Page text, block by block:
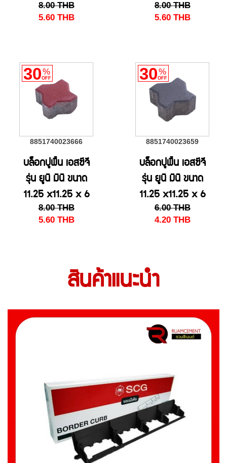
ซม. สีเหลือง
8.00 THB
5.60 THB
ซม. สีส้ม
8.00 THB
5.60 THB
30%
OFF
8851740023666
บล็อกปูพื้น เอสซีจี
รุ่น ยูนิ มินิ ขนาด
11.25 x11.25 x 6
ซม. สีแดง
8.00 THB
5.60 THB
30%
OFF
8851740023659
บล็อกปูพื้น เอสซีจี
รุ่น ยูนิ มินิ ขนาด
11.25 x11.25 x 6
ซม. สีเทา
6.00 THB
4.20 THB
สินค้าแนะนำ